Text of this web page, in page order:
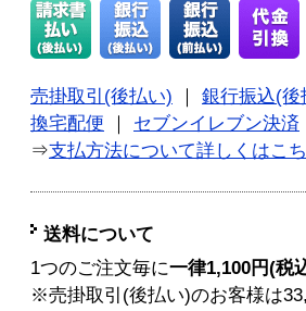
売掛取引(後払い)
銀行振込(後
換宅配便
セブンイレブン決済
⇒支払方法について詳しくはこ
送料について
1つのご注文毎に一律1,100円(税
※売掛取引(後払い)のお客様は